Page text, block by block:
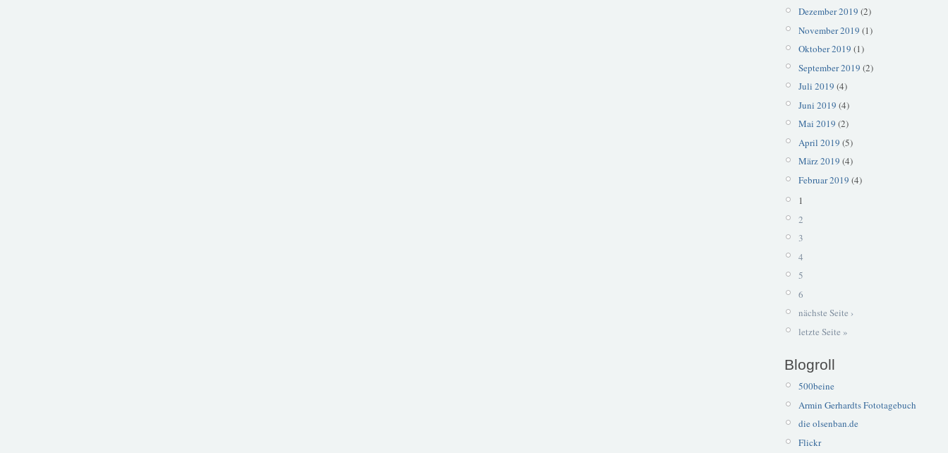
Dezember 2019 (2)
November 2019 (1)
Oktober 2019 (1)
September 2019 (2)
Juli 2019 (4)
Juni 2019 (4)
Mai 2019 (2)
April 2019 (5)
März 2019 (4)
Februar 2019 (4)
1
2
3
4
5
6
nächste Seite ›
letzte Seite »
Blogroll
500beine
Armin Gerhardts Fototagebuch
die olsenban.de
Flickr